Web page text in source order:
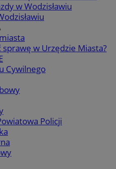
w Wodzisławiu
sprawę w Urzędzie Miasta?
Cywilnego
Policji